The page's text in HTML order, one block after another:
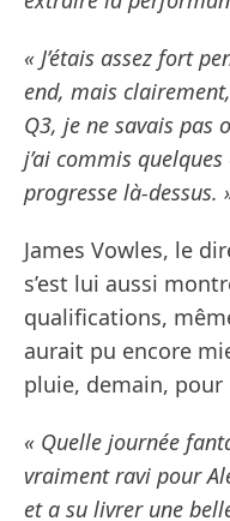
« J’étais assez fort
end, mais
Q3, je ne savais pas
j’ai commis
progresse là-dessus.
James Vowles, le
s’est lui aussi
qualifications,
aurait pu encore
pluie, demain,
« Quelle journée
vraiment ravi pour
et a su livrer une